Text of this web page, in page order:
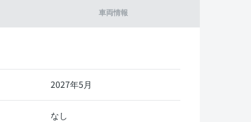
車両情報
2027年5月
なし